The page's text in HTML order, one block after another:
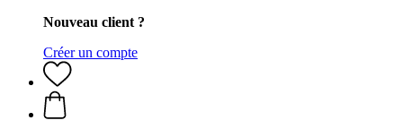
Nouveau client ?
Créer un compte